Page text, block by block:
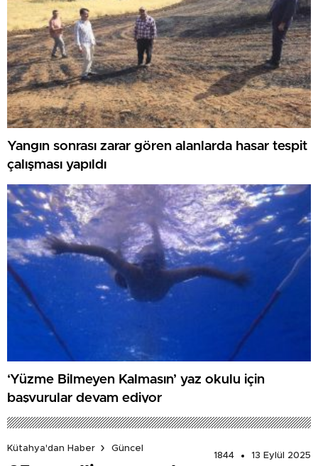
Yangın sonrası zarar gören alanlarda hasar tespit
çalışması yapıldı
‘Yüzme Bilmeyen Kalmasın’ yaz okulu için
başvurular devam ediyor
Kütahya'dan Haber
Güncel
1844
13 Eylül 2025